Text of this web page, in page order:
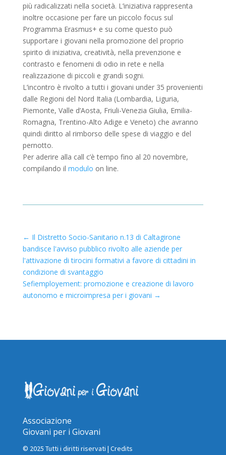
più radicalizzati nella società. L’iniziativa rappresenta
inoltre occasione per fare un piccolo focus sul
Programma Erasmus+ e su come questo può
supportare i giovani nella promozione del proprio
spirito di iniziativa, creatività, nella prevenzione e
contrasto e fenomeni di odio in rete e nella
realizzazione di piccoli e grandi sogni.
L’incontro è rivolto a tutti i giovani under 35 provenienti
dalle Regioni del Nord Italia (Lombardia, Liguria,
Piemonte, Valle d’Aosta, Friuli-Venezia Giulia, Emilia-
Romagna, Trentino-Alto Adige e Veneto) che avranno
quindi diritto al rimborso delle spese di viaggio e del
pernotto.
Per aderire alla call c’è tempo fino al 20 novembre,
compilando il modulo on line.
← Il Distretto Socio-Sanitario n.13 di Caltagirone
bandisce l'avviso pubblico rivolto alle aziende per
l'attivazione di tirocini formativi a favore di cittadini in
condizione di svantaggio
Sefiemployement: promozione e creazione di lavoro
autonomo e microimpresa per i giovani →
Associazione
Giovani per i Giovani
© 2025 Tutti i diritti riservati | Credits